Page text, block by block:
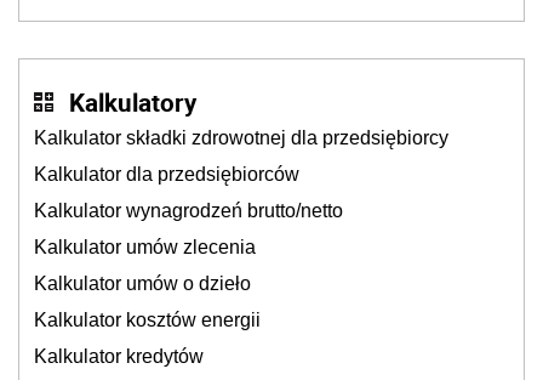
Kalkulatory
Kalkulator składki zdrowotnej dla przedsiębiorcy
Kalkulator dla przedsiębiorców
Kalkulator wynagrodzeń brutto/netto
Kalkulator umów zlecenia
Kalkulator umów o dzieło
Kalkulator kosztów energii
Kalkulator kredytów